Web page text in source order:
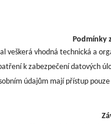
Podmínky
veškerá vhodná technická a
k zabezpečení datových
údajům mají přístup